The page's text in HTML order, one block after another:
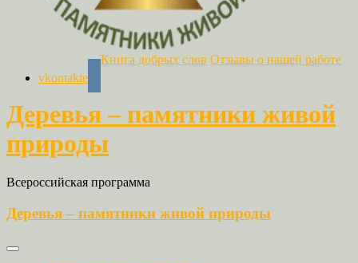
vkontakte
Книга добрых слов Отзывы о нашей работе
Деревья – памятники живой
природы
Всероссийская программа
Деревья – памятники живой природы